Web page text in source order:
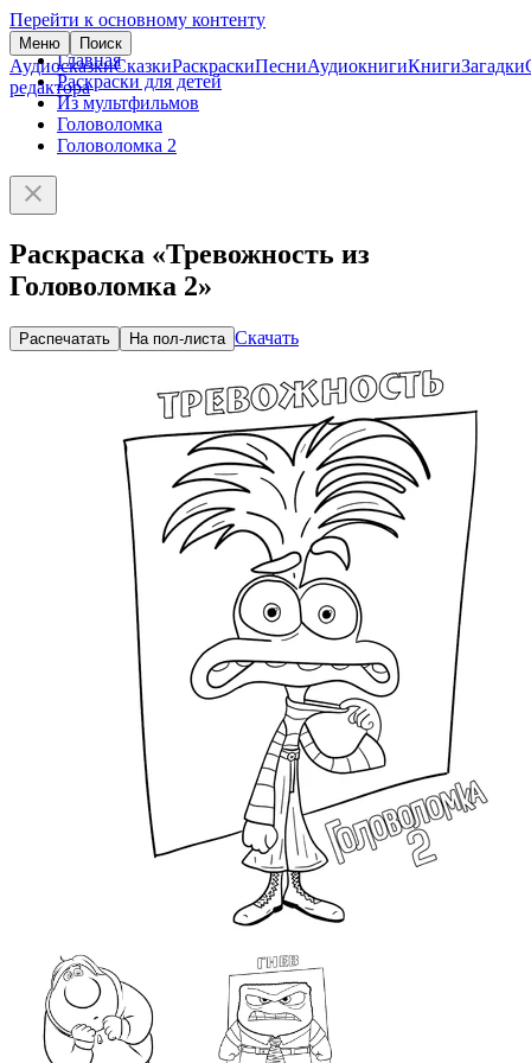
Перейти к основному контенту
Меню Поиск
АудиосказкиСказкиРаскраскиПесниАудиокнигиКнигиЗагадки
редактора
Главная
Раскраски для детей
Из мультфильмов
Головоломка
Головоломка 2
Раскраска «Тревожность из
Головоломка 2»
Распечатать На пол-листа Скачать